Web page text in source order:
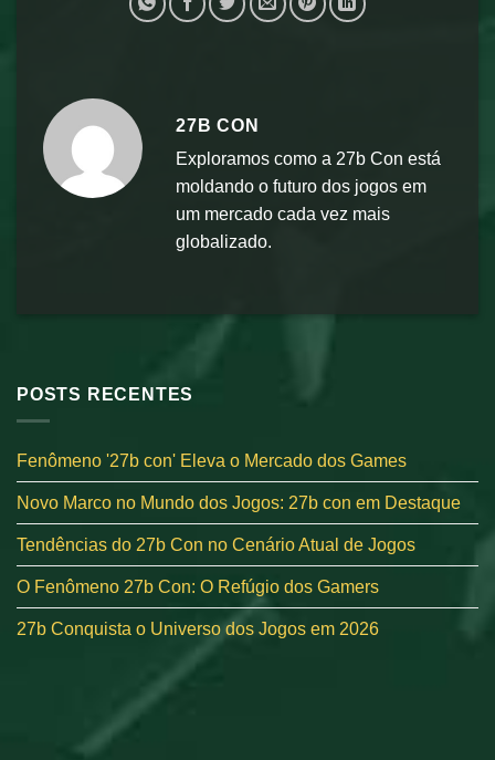
27B CON
Exploramos como a 27b Con está
moldando o futuro dos jogos em
um mercado cada vez mais
globalizado.
POSTS RECENTES
Fenômeno '27b con' Eleva o Mercado dos Games
Novo Marco no Mundo dos Jogos: 27b con em Destaque
Tendências do 27b Con no Cenário Atual de Jogos
O Fenômeno 27b Con: O Refúgio dos Gamers
27b Conquista o Universo dos Jogos em 2026